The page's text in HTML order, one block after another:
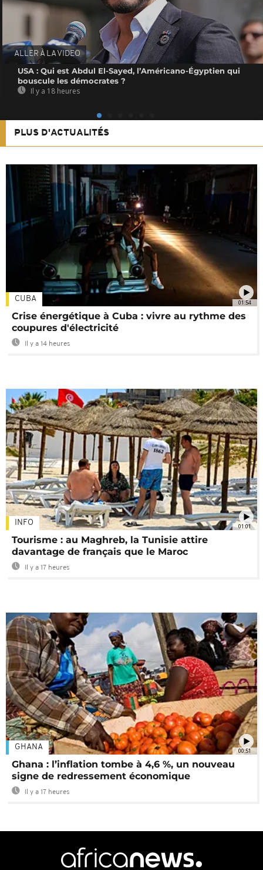
ALLER À LA VIDEO
USA : Qui est Abdul El-Sayed, l’Américano-Égyptien qui
bouscule les démocrates ?
Il y a 18 heures
PLUS D'ACTUALITÉS
01:54
CUBA
Crise énergétique à Cuba : vivre au rythme des
coupures d'électricité
Il y a 14 heures
01:01
INFO
Tourisme : au Maghreb, la Tunisie attire
davantage de français que le Maroc
Il y a 17 heures
00:51
GHANA
Ghana : l’inflation tombe à 4,6 %, un nouveau
signe de redressement économique
Il y a 17 heures